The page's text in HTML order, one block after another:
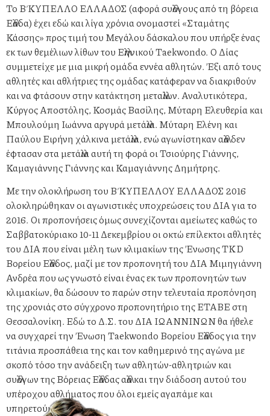
Το Β΄ ΚΥΠΕΛΛΟ ΕΛΛΑΔΟΣ (αφορά συλλόγους από τη βόρεια
Ελλάδα) έχει εδώ και λίγα χρόνια ονομαστεί «Σταμάτης
Κάσσης» προς τιμή του Μεγάλου δάσκαλου που υπήρξε ένας
εκ των θεμέλιων λίθων του Ελληνικού Taekwondo. Ο Δίας
συμμετείχε με μια μικρή ομάδα εννέα αθλητών. Έξι από τους
αθλητές και αθλήτριες της ομάδας κατάφεραν να διακριθούν
και να φτάσουν στην κατάκτηση μεταλλίων. Αναλυτικότερα,
Κύργος Αποστόλης, Κοσμάς Βασίλης, Μύταρη Ελευθερία και
Μπουλούμη Ιωάννα αργυρά μετάλλια. Μύταρη Ελένη και
Παύλου Ειρήνη χάλκινα μετάλλια, ενώ αγωνίστηκαν αλλά δεν
έφτασαν στα μετάλλια αυτή τη φορά οι Τσιούρης Γιάννης,
Καμαγιάννης Γιάννης και Καμαγιάννης Δημήτρης.
Με την ολοκλήρωση του Β΄ ΚΥΠΕΛΛΟΥ ΕΛΛΑΔΟΣ 2016
ολοκληρώθηκαν οι αγωνιστικές υποχρεώσεις του ΔΙΑ για το
2016. Οι προπονήσεις όμως συνεχίζονται αμείωτες καθώς το
Σαββατοκύριακο 10-11 Δεκεμβρίου οι οκτώ επίλεκτοι αθλητές
του ΔΙΑ που είναι μέλη των κλιμακίων της Ένωσης TKD
Βορείου Ελλάδος, μαζί με τον προπονητή του ΔΙΑ Μιμηγιάννη
Ανδρέα που ως γνωστό είναι ένας εκ των προπονητών των
κλιμακίων, θα δώσουν το παρών στην τελευταία προπόνηση
της χρονιάς στο σύγχρονο προπονητήριο της ΕΤΑΒΕ στη
Θεσσαλονίκη. Εδώ το Δ.Σ. του ΔΙΑ ΙΩΑΝΝΙΝΩΝ θα ήθελε
να συγχαρεί την Ένωση Taekwondo Βορείου Ελλάδος για την
τιτάνια προσπάθεια της και τον καθημερινό της αγώνα με
σκοπό τόσο την ανάδειξη των αθλητών-αθλητριών και
συλλόγων της Βόρειας Ελλάδας αλλά και την διάδοση αυτού του
υπέροχου αθλήματος που όλοι εμείς αγαπάμε και
υπηρετούμε.